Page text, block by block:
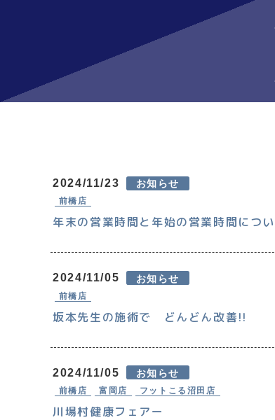
2024/11/23 お知らせ
前橋店
年末の営業時間と年始の営業時間につ
2024/11/05 お知らせ
前橋店
坂本先生の施術で どんどん改善!!
2024/11/05 お知らせ
前橋店 富岡店 フットこる沼田店
川場村健康フェアー